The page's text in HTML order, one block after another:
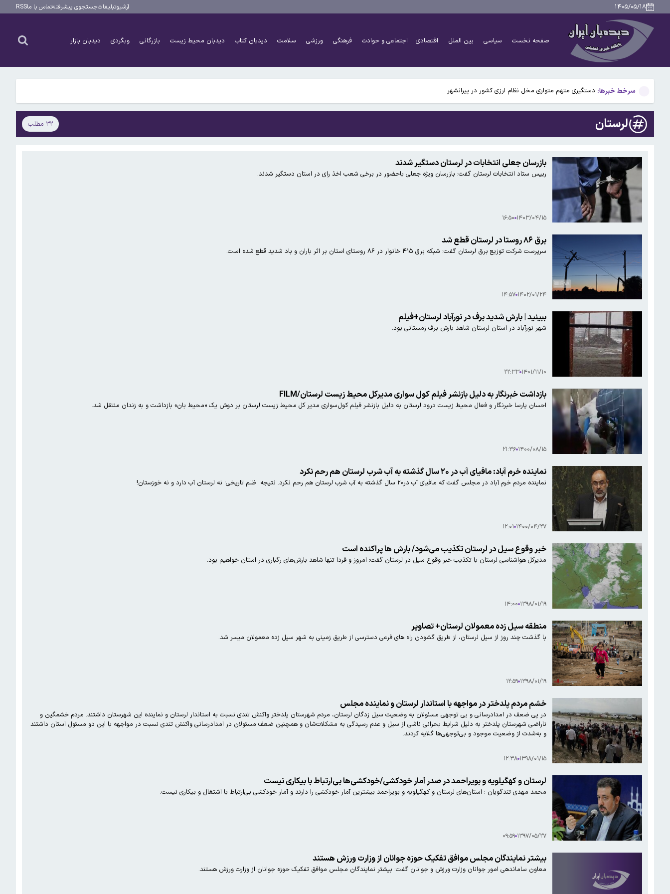
۱۴۰۵/۰۵/۱۸ آرشیوتبلیغاتجستجوی پیشرفتهتماس با ماRSS
صفحه نخست سیاسی بین الملل اقتصادی اجتماعی و حوادث فرهنگی ورزشی سلامت دیدبان کتاب دیدبان محیط زیست بازرگانی وبگردی دیدبان بازار
سرخط خبرها:
رئیس اتحادیه بنکداران مواد غذایی تهران: برنج آمریکایی از عراق به ایران قاچاق می شود / فروش این برنج ممنوع است!
هشدار قاطع به اپراتورهای گران فروش
نقدعلی، نماینده مجلس: قالیباف از مسئولیت مذاکرات استعفا دهد تا به کارهای مجلس برسد
رئیس اتحادیه بنکداران مواد غذایی تهران: برنج آمریکایی از عراق به ایران قاچاق می شود / فروش این برنج ممنوع است!
هشدار قاطع به اپراتورهای گران فروش
لرستان ۳۲ مطلب
بازرسان جعلی انتخابات در لرستان دستگیر شدند
رییس ستاد انتخابات لرستان گفت: بازرسان ویژه جعلی باحضور در برخی شعب اخذ رای در استان دستگیر شدند.
۱۴۰۳/۰۴/۱۵ ۱۶:۵۰
برق ۸۶ روستا در لرستان قطع شد
سرپرست شرکت توزیع برق لرستان گفت: شبکه برق ۴۱۵ خانوار در ۸۶ روستای استان بر اثر باران و باد شدید قطع شده است.
۱۴۰۲/۰۱/۲۴ ۱۴:۵۷
ببینید | بارش شدید برف در نورآباد لرستان+فیلم
شهر نورآباد در استان لرستان شاهد بارش برف زمستانی بود.
۱۴۰۱/۱۱/۱۰ ۲۲:۳۳
بازداشت خبرنگار به دلیل بازنشر فیلم کول سواری مدیرکل محیط زیست لرستان/FILM
احسان پارسا خبرنگار و فعال محیط زیست درود لرستان به دلیل بازنشر فیلم کول‌سواری مدیر کل محیط زیست لرستان بر دوش یک «محیط بان» بازداشت و به زندان منتقل شد.
۱۴۰۰/۰۸/۱۵ ۲۱:۳۶
نماینده خرم آباد: مافیای آب در ۲۰ سال گذشته به آب شرب لرستان هم رحم نکرد
نماینده مردم خرم آباد در مجلس گفت که مافیای آب در۲۰ سال گذشته به آب شرب لرستان هم رحم نکرد. نتیجه ⁧‫ ظلم تاریخی‬⁩؛ نه لرستان آب دارد و نه ⁧‫خوزستان‬⁩!
۱۴۰۰/۰۴/۲۷ ۱۲:۰۱
خبر وقوع سیل در لرستان تکذیب می‌شود/ بارش ها پراکنده است
مدیرکل هواشناسی لرستان با تکذیب خبر وقوع سیل در لرستان گفت: امروز و فردا تنها شاهد بارش‌های رگباری در استان خواهیم بود.
۱۳۹۸/۰۱/۱۹ ۱۴:۰۰
منطقه سیل زده معمولان لرستان+ تصاویر
با گذشت چند روز از سیل لرستان، از طریق گشودن راه های فرعی دسترسی از طریق زمینی به شهر سیل زده معمولان میسر شد.
۱۳۹۸/۰۱/۱۹ ۱۲:۵۹
خشم مردم پلدختر در مواجهه با استاندار لرستان و نماینده مجلس
در پی ضعف در امدادرسانی و بی توجهی مسئولان به وضعیت سیل زدگان لرستان، مردم شهرستان پلدختر واکنش تندی نسبت به استاندار لرستان و نماینده این شهرستان داشتند. مردم خشمگین و
ناراضی شهرستان پلدختر به دلیل شرایط بحرانی ناشی از سیل و عدم رسیدگی به مشکلات‌شان و همچنین ضعف مسئولان در امدادرسانی واکنش تندی نسبت در مواجهه با این دو مسئول استان داشتند
و به‌شدت از وضعیت موجود و بی‌توجهی‌ها گلایه کردند.
۱۳۹۸/۰۱/۱۵ ۱۲:۳۸
لرستان و کهگیلویه و بویراحمد در صدر آمار خودکشی/خودکشی‌ها بی‌ارتباط با بیکاری نیست
محمد مهدی تندگویان : استان‌های لرستان و کهگیلویه و بویراحمد بیشترین آمار خودکشی را دارند و آمار خودکشی بی‌ارتباط با اشتغال و بیکاری نیست.
۱۳۹۷/۰۵/۲۷ ۰۹:۵۹
بیشتر نمایندگان مجلس موافق تفکیک حوزه جوانان از وزارت ورزش هستند
معاون ساماندهی امور جوانان وزارت ورزش و جوانان گفت: بیشتر نمایندگان مجلس موافق تفکیک حوزه جوانان از وزارت ورزش هستند.